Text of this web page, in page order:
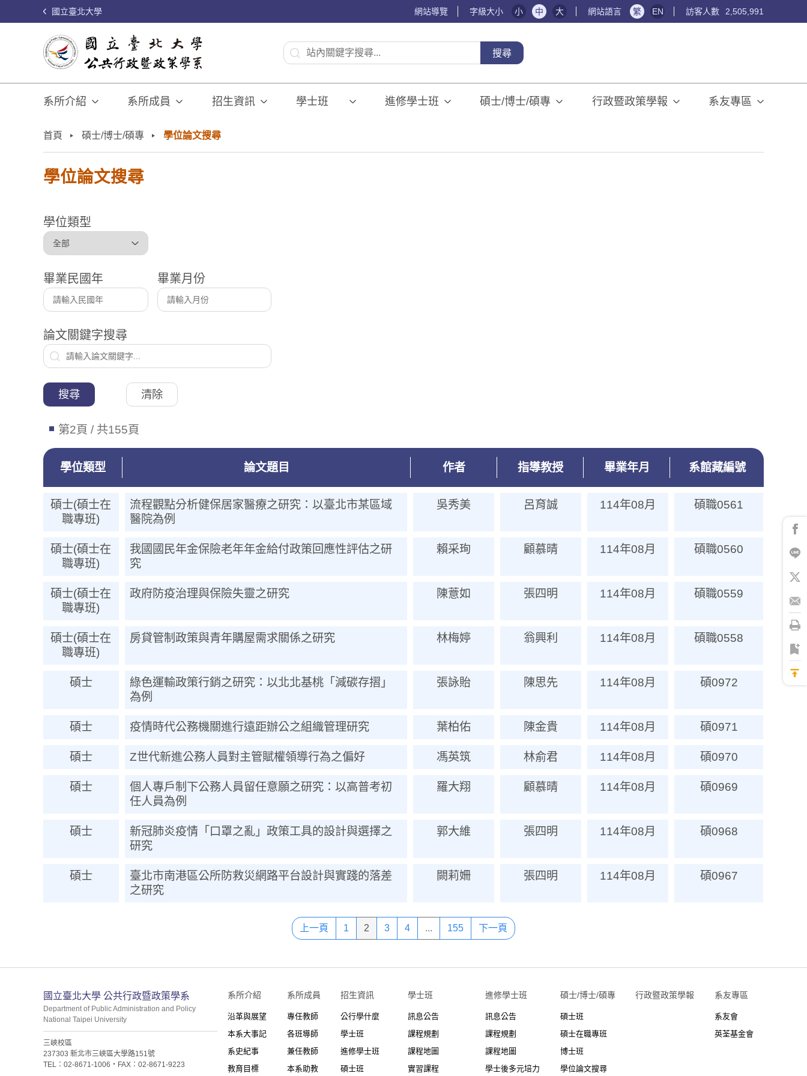
國立臺北大學 網站導覽 字級大小 小 中 大 網站語言 繁 EN 訪客人數 2,505,991
搜尋
系所介紹 系所成員 招生資訊 學士班⠀⠀ 進修學士班 碩士/博士/碩專 行政暨政策學報 系友專區
首頁 碩士/博士/碩專 學位論文搜尋
學位論文搜尋
學位類型
畢業民國年 畢業月份
論文關鍵字搜尋
搜尋 清除
第2頁 / 共155頁
學位類型 論文題目 作者 指導教授 畢業年月 系館藏編號
碩士(碩士在
職專班)
流程觀點分析健保居家醫療之研究：以臺北市某區域
醫院為例
吳秀美 呂育誠 114年08月 碩職0561
碩士(碩士在
職專班)
我國國民年金保險老年年金給付政策回應性評估之研
究
賴采珣 顧慕晴 114年08月 碩職0560
碩士(碩士在
職專班)
政府防疫治理與保險失靈之研究 陳薏如 張四明 114年08月 碩職0559
碩士(碩士在
職專班)
房貸管制政策與青年購屋需求關係之研究 林梅婷 翁興利 114年08月 碩職0558
碩士
綠色運輸政策行銷之研究：以北北基桃「減碳存摺」
為例
張詠貽 陳思先 114年08月 碩0972
碩士 疫情時代公務機關進行遠距辦公之組織管理研究 葉柏佑 陳金貴 114年08月 碩0971
碩士 Z世代新進公務人員對主管賦權領導行為之偏好 馮英筑 林俞君 114年08月 碩0970
碩士
個人專戶制下公務人員留任意願之研究：以高普考初
任人員為例
羅大翔 顧慕晴 114年08月 碩0969
碩士
新冠肺炎疫情「口罩之亂」政策工具的設計與選擇之
研究
郭大維 張四明 114年08月 碩0968
碩士
臺北市南港區公所防救災網路平台設計與實踐的落差
之研究
闕莉姍 張四明 114年08月 碩0967
上一頁 1 2 3 4 ... 155 下一頁
:::
國立臺北大學 公共行政暨政策學系
Department of Public Administration and Policy
National Taipei University
三峽校區
237303 新北市三峽區大學路151號
TEL：02-8671-1006・FAX：02-8671-9223
系所介紹
沿革與展望
本系大事記
系史紀事
教育目標
系所成員
專任教師
各班導師
兼任教師
本系助教
招生資訊
公行學什麼
學士班
進修學士班
碩士班
學士班⠀⠀
訊息公告
課程規劃
課程地圖
實習課程
進修學士班
訊息公告
課程規劃
課程地圖
學士後多元培力
碩士/博士/碩專
碩士班
碩士在職專班
博士班
學位論文搜尋
行政暨政策學報 系友專區
系友會
英荃基金會